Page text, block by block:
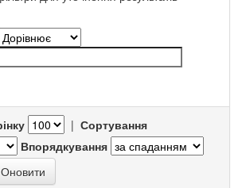
| Сортування
Впорядкування